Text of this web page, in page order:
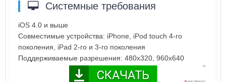
Системные требования
iOS 4.0 и выше
Совместимые устройства: iPhone, iPod touch 4-го
поколения, iPad 2-го и 3-го поколения
Поддерживаемые разрешения: 480x320, 960x640